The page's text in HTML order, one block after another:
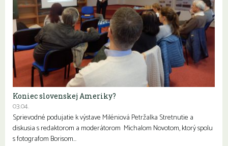
Koniec slovenskej Ameriky?
03.04.
Sprievodné podujatie k výstave Miléniová Petržalka Stretnutie a
diskusia s redaktorom a moderátorom Michalom Novotom, ktorý spolu
s fotografom Borisom…